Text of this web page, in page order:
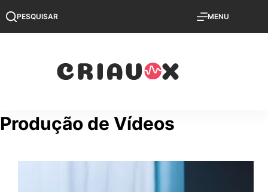
para
PESQUISAR MENU
Produção de Vídeos